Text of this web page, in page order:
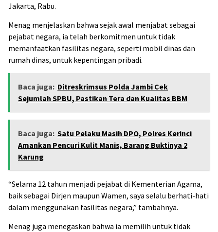
Jakarta, Rabu.
Menag menjelaskan bahwa sejak awal menjabat sebagai
pejabat negara, ia telah berkomitmen untuk tidak
memanfaatkan fasilitas negara, seperti mobil dinas dan
rumah dinas, untuk kepentingan pribadi.
Baca juga: Ditreskrimsus Polda Jambi Cek
Sejumlah SPBU, Pastikan Tera dan Kualitas BBM
Baca juga: Satu Pelaku Masih DPO, Polres Kerinci
Amankan Pencuri Kulit Manis, Barang Buktinya 2
Karung
“Selama 12 tahun menjadi pejabat di Kementerian Agama,
baik sebagai Dirjen maupun Wamen, saya selalu berhati-hati
dalam menggunakan fasilitas negara,” tambahnya.
Menag juga menegaskan bahwa ia memilih untuk tidak